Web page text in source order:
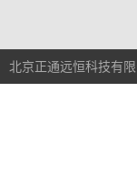
北京正通远恒科技有